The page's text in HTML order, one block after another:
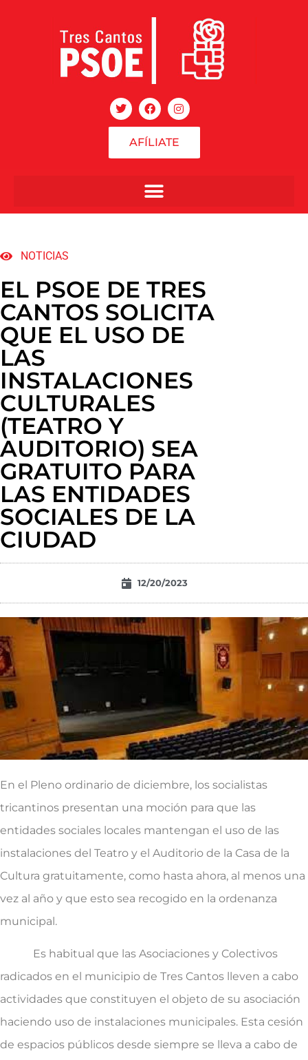
AFÍLIATE
NOTICIAS
EL PSOE DE TRES
CANTOS SOLICITA
QUE EL USO DE
LAS
INSTALACIONES
CULTURALES
(TEATRO Y
AUDITORIO) SEA
GRATUITO PARA
LAS ENTIDADES
SOCIALES DE LA
CIUDAD
12/20/2023
En el Pleno ordinario de diciembre, los socialistas
tricantinos presentan una moción para que las
entidades sociales locales mantengan el uso de las
instalaciones del Teatro y el Auditorio de la Casa de la
Cultura gratuitamente, como hasta ahora, al menos una
vez al año y que esto sea recogido en la ordenanza
municipal.
Es habitual que las Asociaciones y Colectivos
radicados en el municipio de Tres Cantos lleven a cabo
actividades que constituyen el objeto de su asociación
haciendo uso de instalaciones municipales. Esta cesión
de espacios públicos desde siempre se lleva a cabo de